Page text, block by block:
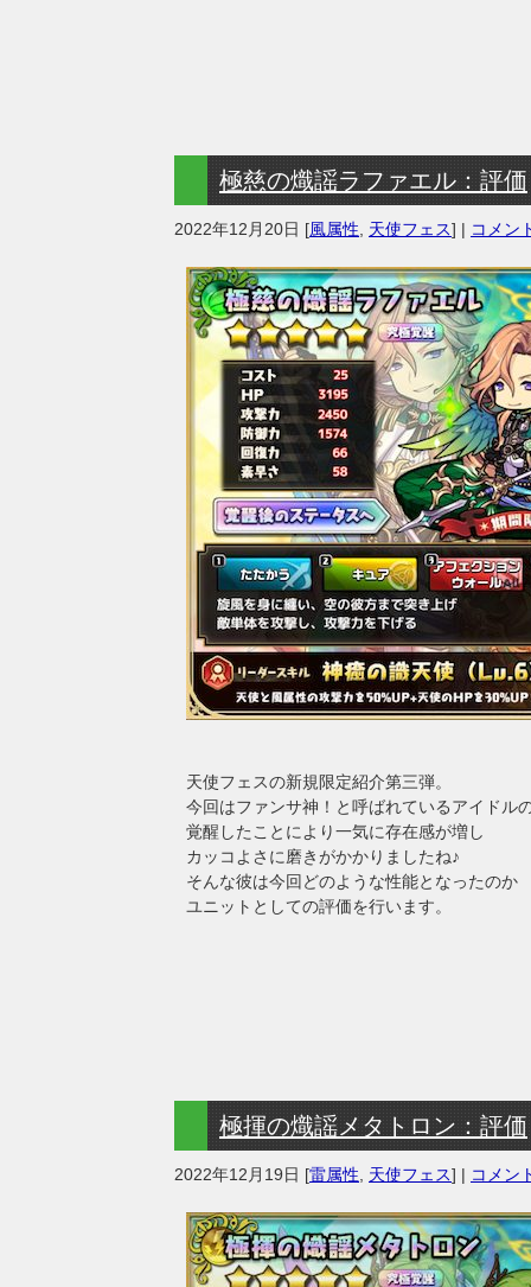
極慈の熾謡ラファエル：評価
2022年12月20日 [風属性 天使フェス] | コメン
天使フェスの新規限定紹介第三弾。
今回はファンサ神！と呼ばれているアイドル
覚醒したことにより一気に存在感が増し
カッコよさに磨きがかかりましたね♪
そんな彼は今回どのような性能となったのか
ユニットとしての評価を行います。
極揮の熾謡メタトロン：評価
2022年12月19日 [雷属性 天使フェス] | コメン